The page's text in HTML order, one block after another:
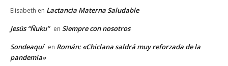
Elisabeth en Lactancia Materna Saludable
Jesús “Ñuku” en Siempre con nosotros
Sondeaquí en Román: «Chiclana saldrá muy reforzada de la
pandemia»